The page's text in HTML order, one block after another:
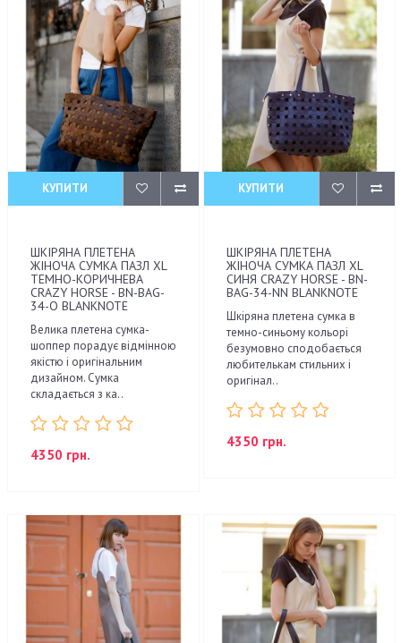
КУПИТИ
ШКІРЯНА ПЛЕТЕНА
ЖІНОЧА СУМКА ПАЗЛ XL
ТЕМНО-КОРИЧНЕВА
CRAZY HORSE - BN-BAG-
34-O BLANKNOTE
Велика плетена сумка-
шоппер порадує відмінною
якістю і оригінальним
дизайном. Сумка
складається з ка..
4350 грн.
КУПИТИ
ШКІРЯНА ПЛЕТЕНА
ЖІНОЧА СУМКА ПАЗЛ XL
СИНЯ CRAZY HORSE - BN-
BAG-34-NN BLANKNOTE
Шкіряна плетена сумка в
темно-синьому кольорі
безумовно сподобається
любителькам стильних і
оригінал..
4350 грн.